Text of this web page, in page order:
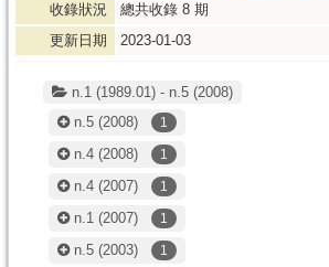
收錄狀況 總共收錄 8 期
更新日期
2023-01-03
n.1 (1989.01) - n.5 (2008)
n.5 (2008) 1
n.4 (2008) 1
n.4 (2007) 1
n.1 (2007) 1
n.5 (2003) 1